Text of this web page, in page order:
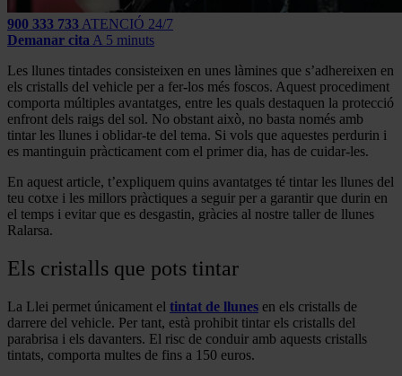
900 333 733 ATENCIÓ 24/7
Demanar cita A 5 minuts
Les llunes tintades consisteixen en unes làmines que s’adhereixen en
els cristalls del vehicle per a fer-los més foscos. Aquest procediment
comporta múltiples avantatges, entre les quals destaquen la protecció
enfront dels raigs del sol. No obstant això, no basta només amb
tintar les llunes i oblidar-te del tema. Si vols que aquestes perdurin i
es mantinguin pràcticament com el primer dia, has de cuidar-les.
En aquest article, t’expliquem quins avantatges té tintar les llunes del
teu cotxe i les millors pràctiques a seguir per a garantir que durin en
el temps i evitar que es desgastin, gràcies al nostre taller de llunes
Ralarsa.
Els cristalls que pots tintar
La Llei permet únicament el tintat de llunes en els cristalls de
darrere del vehicle. Per tant, està prohibit tintar els cristalls del
parabrisa i els davanters. El risc de conduir amb aquests cristalls
tintats, comporta multes de fins a 150 euros.